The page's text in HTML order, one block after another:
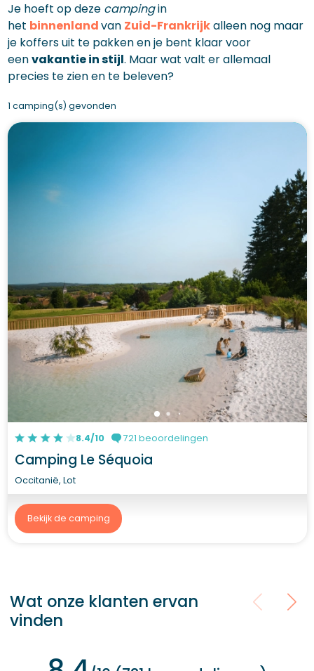
Je hoeft op deze campingin
het binnenlandvan Zuid-Frankrijkalleen nog maar
je koffers uit te pakken en je bent klaar voor
eenvakantie in stijl. Maar wat valt er allemaal
precies te zien en te beleven?
1 camping(s) gevonden
8.4/10 721 beoordelingen
Camping Le Séquoia
Occitanië, Lot
Bekijk de camping
Wat onze klanten ervan
vinden